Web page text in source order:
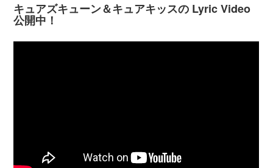
キュアズキューン＆キュアキッスの Lyric Video
公開中！